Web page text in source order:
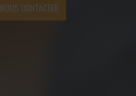
NOUS CONTACTER